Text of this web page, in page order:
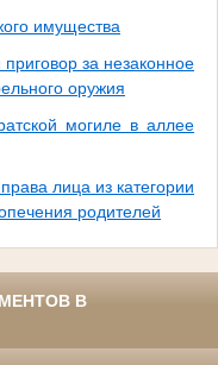
имущества
за незаконное
оружия
могиле в аллее
лица из категории
родителей
В